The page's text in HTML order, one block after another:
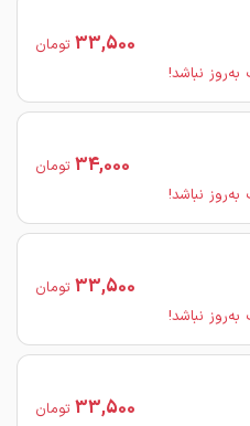
33,500 تومان
نباشد!
34,000 تومان
نباشد!
33,500 تومان
نباشد!
33,500 تومان